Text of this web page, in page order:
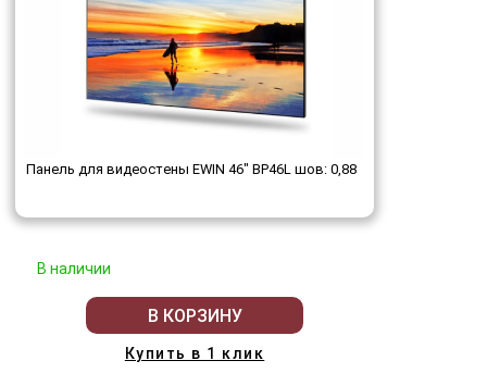
Панель для видеостены EWIN 46" BP46L шов: 0,88
В наличии
В КОРЗИНУ
Купить в 1 клик